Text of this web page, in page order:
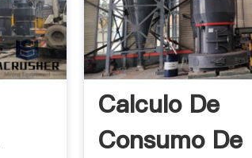
Calculo De
Consumo De